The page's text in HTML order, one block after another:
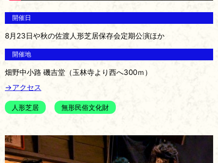
開催日
8月23日や秋の佐渡人形芝居保存会定期公演ほか
開催地
畑野中小路 磯吉堂（玉林寺より西へ300ｍ）
→アクセス
人形芝居 無形民俗文化財